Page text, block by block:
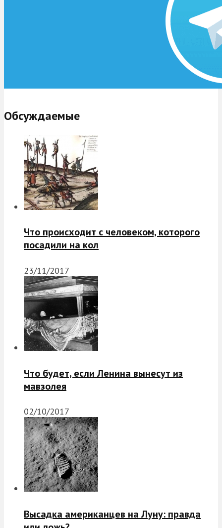
Обсуждаемые
Что происходит с человеком, которого
посадили на кол
23/11/2017
Что будет, если Ленина вынесут из
мавзолея
02/10/2017
Высадка американцев на Луну: правда